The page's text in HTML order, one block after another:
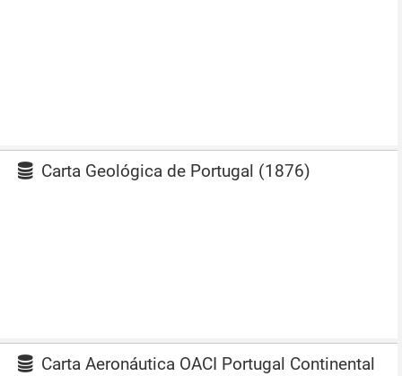
Carta Geológica de Portugal (1876)
Carta Aeronáutica OACI Portugal Continental